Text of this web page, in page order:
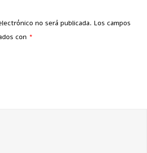
no será publicada. Los campos
con *